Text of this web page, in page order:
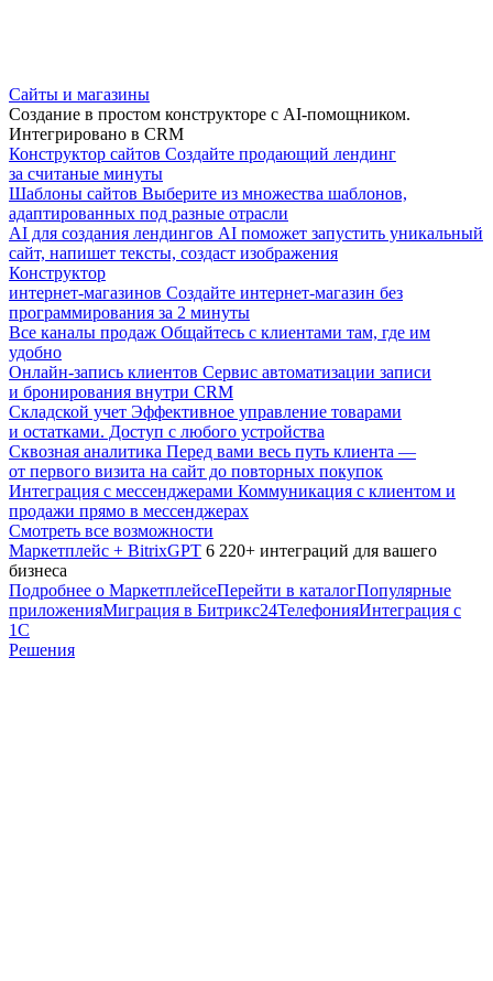
Сайты и магазины
Создание в простом конструкторе с AI-помощником.
Интегрировано в CRM
Конструктор сайтов Создайте продающий лендинг
за считаные минуты
Шаблоны сайтов Выберите из множества шаблонов,
адаптированных под разные отрасли
AI для создания лендингов AI поможет запустить уникальный
сайт, напишет тексты, создаст изображения
Конструктор
интернет-магазинов Создайте интернет-магазин без
программирования за 2 минуты
Все каналы продаж Общайтесь с клиентами там, где им
удобно
Онлайн-запись клиентов Сервис автоматизации записи
и бронирования внутри CRM
Складской учет Эффективное управление товарами
и остатками. Доступ с любого устройства
Сквозная аналитика Перед вами весь путь клиента —
от первого визита на сайт до повторных покупок
Интеграция с мессенджерами Коммуникация с клиентом и
продажи прямо в мессенджерах
Смотреть все возможности
Маркетплейс + BitrixGPT 6 220+ интеграций для вашего
бизнеса
Подробнее о МаркетплейсеПерейти в каталогПопулярные
приложенияМиграция в Битрикс24ТелефонияИнтеграция с
1С
Решения